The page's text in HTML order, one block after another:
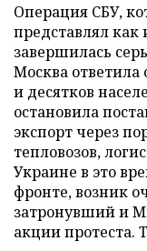
Операция СБУ,
представлял
завершилась
Москва
и десятков
остановила
экспорт через
тепловозов,
Украине в это
фронте, возник
затронувший и
акции протеста.